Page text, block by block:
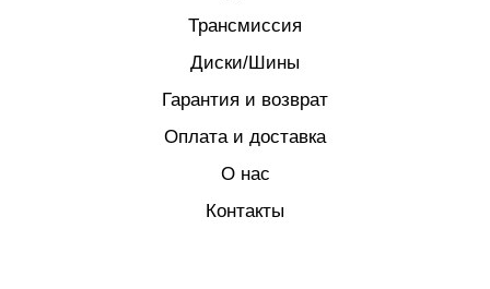
Трансмиссия
Диски/Шины
Гарантия и возврат
Оплата и доставка
О нас
Контакты